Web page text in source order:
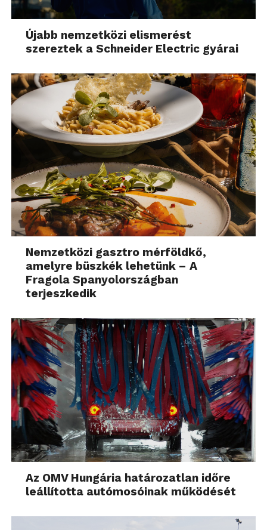
Újabb nemzetközi elismerést
szereztek a Schneider Electric gyárai
Nemzetközi gasztro mérföldkő,
amelyre büszkék lehetünk – A
Fragola Spanyolországban
terjeszkedik
Az OMV Hungária határozatlan időre
leállította autómosóinak működését